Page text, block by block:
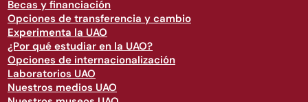
Becas y financiación
Opciones de transferencia y cambio
Experimenta la UAO
¿Por qué estudiar en la UAO?
Opciones de internacionalización
Laboratorios UAO
Nuestros medios UAO